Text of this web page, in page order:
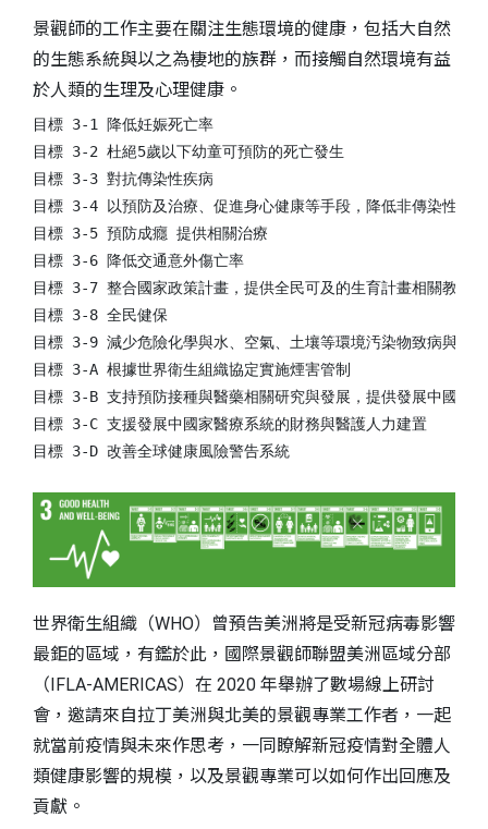
景觀師的工作主要在關注生態環境的健康，包括大自然
的生態系統與以之為棲地的族群，而接觸自然環境有益
於人類的生理及心理健康。
目標 3-1 降低妊娠死亡率
目標 3-2 杜絕5歲以下幼童可預防的死亡發生
目標 3-3 對抗傳染性疾病
目標 3-4 以預防及治療、促進身心健康等手段，降低非傳染性疾
目標 3-5 預防成癮 提供相關治療
目標 3-6 降低交通意外傷亡率
目標 3-7 整合國家政策計畫，提供全民可及的生育計畫相關教育
目標 3-8 全民健保
目標 3-9 減少危險化學與水、空氣、土壤等環境汚染物致病與死
目標 3-A 根據世界衛生組織協定實施煙害管制
目標 3-B 支持預防接種與醫藥相關研究與發展，提供發展中國家
目標 3-C 支援發展中國家醫療系統的財務與醫護人力建置
世界衛生組織（WHO）曾預告美洲將是受新冠病毒影響
最鉅的區域，有鑑於此，國際景觀師聯盟美洲區域分部
（IFLA-AMERICAS）在 2020 年舉辦了數場線上研討
會，邀請來自拉丁美洲與北美的景觀專業工作者，一起
就當前疫情與未來作思考，一同瞭解新冠疫情對全體人
類健康影響的規模，以及景觀專業可以如何作出回應及
貢獻。